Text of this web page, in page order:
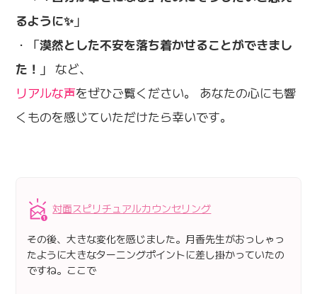
るように✨ 」
・「漠然とした不安を落ち着かせることができまし
た！ 」 など、
リアルな声をぜひご覧ください。 あなたの心にも響
くものを感じていただけたら幸いです。
対面スピリチュアルカウンセリング
その後、大きな変化を感じました。月香先生がおっしゃっ
たように大きなターニングポイントに差し掛かっていたの
ですね。ここで